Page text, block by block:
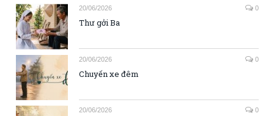
20/06/2026 0
Thư gởi Ba
20/06/2026 0
Chuyến xe đêm
20/06/2026 0